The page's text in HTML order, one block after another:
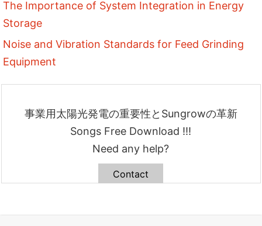
The Importance of System Integration in Energy
Storage
Noise and Vibration Standards for Feed Grinding
Equipment
事業用太陽光発電の重要性とSungrowの革新
Songs Free Download !!!
Need any help?
Contact